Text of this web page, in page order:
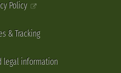
Policy
& Tracking
legal information